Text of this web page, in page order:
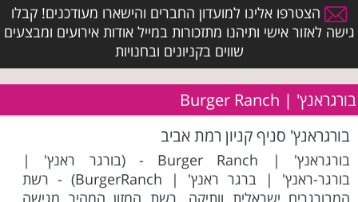
הצטרפו אלינו למועדון החברים והישארו מעודכנים! קבלו
גישה לאזור אישי ותיהנו מתזכורות במייל אודות אירועים ומבצעים
שווים בקניונים ובחנויות
בורגראנץ' | Burger Ranch
בורגראנץ' סניף קניון רמת אביב
בורגראנץ' | Burger Ranch - (בורגר ראנץ' |
בורגר-ראנץ' | ברגר ראנץ' | BurgerRanch) - רשת